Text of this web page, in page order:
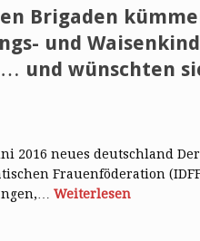
Brigaden
und
und wünschten
2016 neues deutschland
Frauenföderation
Weiterlesen